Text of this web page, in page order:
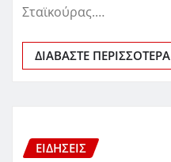
Σταϊκούρας.…
ΔΙΑΒΆΣΤΕ ΠΕΡΙΣΣΌΤΕΡΑ
ΕΙΔΗΣΕΙΣ